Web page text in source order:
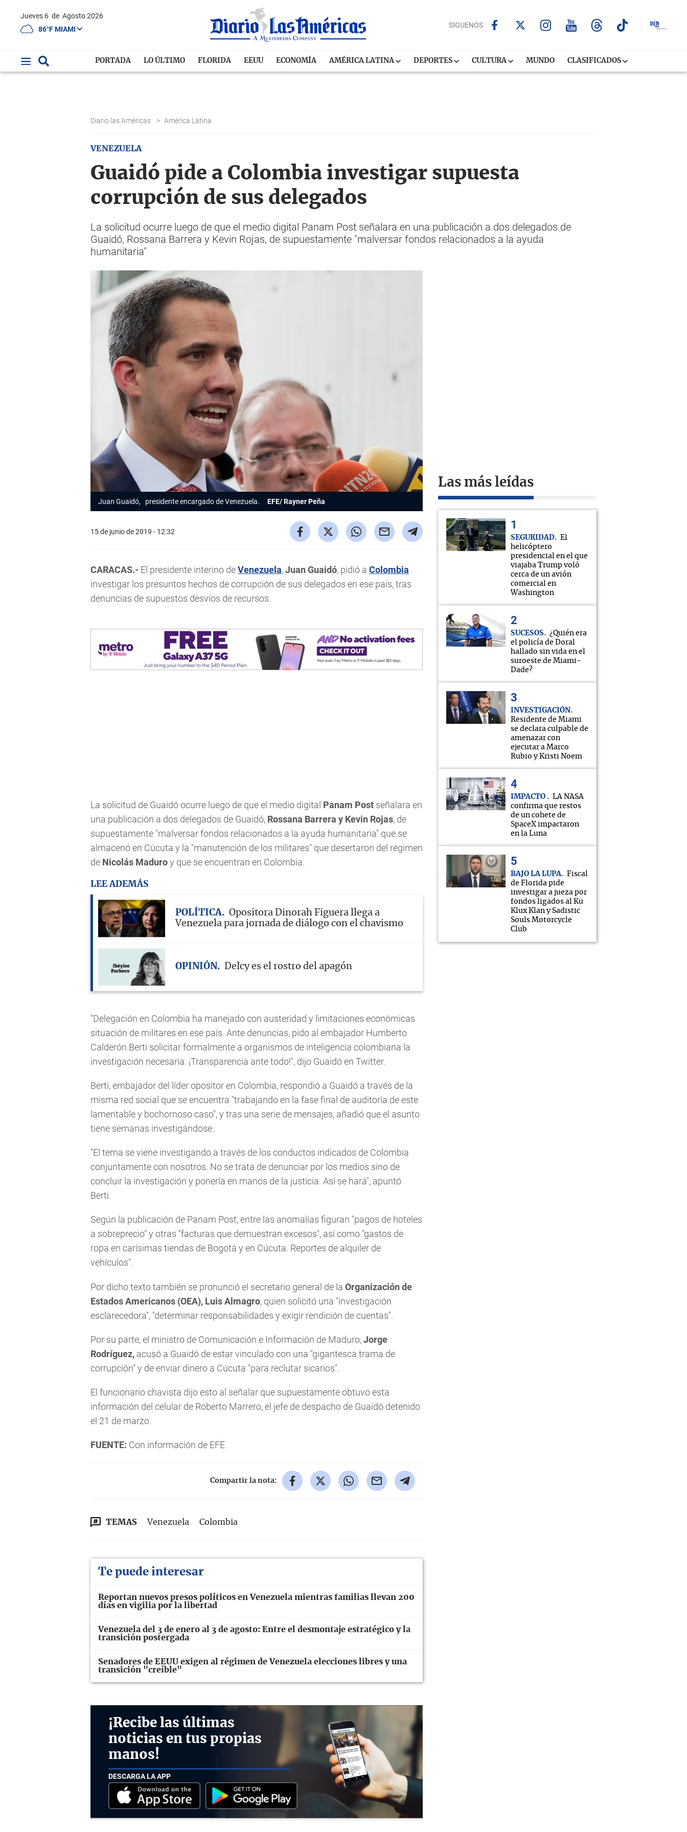
Jueves 6 de Agosto 2026
86°F MIAMI
SIGUENOS
PORTADA LO ÚLTIMO FLORIDA EEUU ECONOMÍA AMÉRICA LATINA DEPORTES CULTURA MUNDO CLASIFICADOS
Diario las Américas > América Latina
VENEZUELA
Guaidó pide a Colombia investigar supuesta
corrupción de sus delegados
La solicitud ocurre luego de que el medio digital Panam Post señalara en una publicación a dos delegados de
Guaidó, Rossana Barrera y Kevin Rojas, de supuestamente "malversar fondos relacionados a la ayuda
humanitaria"
Juan Guaidó, presidente encargado de Venezuela. EFE/ Rayner Peña
15 de junio de 2019 - 12:32
CARACAS.- El presidente interino deVenezuela,Juan Guaidó, pidió a Colombia
investigar los presuntos hechos de corrupción de sus delegados en ese país, tras
denuncias de supuestos desvíos de recursos.
La solicitud de Guaidó ocurre luego de que el medio digital Panam Post señalara en
una publicación a dos delegados de Guaidó, Rossana Barrera y Kevin Rojas, de
supuestamente "malversar fondos relacionados a la ayuda humanitaria" que se
almacenó en Cúcuta y la "manutención de los militares" que desertaron del régimen
de Nicolás Maduroy que se encuentran en Colombia.
LEE ADEMÁS
POLÍTICA
Opositora Dinorah Figuera llega a
Venezuela para jornada de diálogo con el chavismo
OPINIÓN Delcy es el rostro del apagón
"Delegación en Colombia ha manejado con austeridad y limitaciones económicas
situación de militares en ese país. Ante denuncias, pido al embajador Humberto
Calderón Berti solicitar formalmente a organismos de inteligencia colombiana la
investigación necesaria. ¡Transparencia ante todo!", dijo Guaidó en Twitter.
Berti, embajador del líder opositor en Colombia, respondió a Guaidó a través de la
misma red social que se encuentra "trabajando en la fase final de auditoría de este
lamentable y bochornoso caso", y tras una serie de mensajes, añadió que el asunto
tiene semanas investigándose.
"El tema se viene investigando a través de los conductos indicados de Colombia
conjuntamente con nosotros. No se trata de denunciar por los medios sino de
concluir la investigación y ponerla en manos de la justicia. Así se hará", apuntó
Berti.
Según la publicación de Panam Post, entre las anomalías figuran "pagos de hoteles
a sobreprecio" y otras "facturas que demuestran excesos", así como "gastos de
ropa en carísimas tiendas de Bogotá y en Cúcuta. Reportes de alquiler de
vehículos".
Por dicho texto también se pronunció el secretario general de la Organización de
Estados Americanos (OEA), Luis Almagro, quien solicitó una "investigación
esclarecedora", "determinar responsabilidades y exigir rendición de cuentas".
Por su parte, el ministro de Comunicación e Información de Maduro,Jorge
Rodríguez, acusó a Guaidó de estar vinculado con una "gigantesca trama de
corrupción" y de enviar dinero a Cúcuta "para reclutar sicarios".
El funcionario chavista dijo esto al señalar que supuestamente obtuvo esta
información del celular de Roberto Marrero, el jefe de despacho de Guaidó detenido
el 21 de marzo.
FUENTE: Con información de EFE
Compartir la nota:
TEMAS Venezuela Colombia
Te puede interesar
Reportan nuevos presos políticos en Venezuela mientras familias llevan 200
días en vigilia por la libertad
Venezuela del 3 de enero al 3 de agosto: Entre el desmontaje estratégico y la
transición postergada
Senadores de EEUU exigen al régimen de Venezuela elecciones libres y una
transición "creíble"
¡Recibe las últimas
noticias en tus propias
manos!
DESCARGA LA APP
Las más leídas
SEGURIDAD
El
helicóptero
presidencial en el que
viajaba Trump voló
cerca de un avión
comercial en
Washington
SUCESOS
¿Quién era
el policía de Doral
hallado sin vida en el
suroeste de Miami-
Dade?
INVESTIGACIÓN
Residente de Miami
se declara culpable de
amenazar con
ejecutar a Marco
Rubio y Kristi Noem
IMPACTO
LA NASA
confirma que restos
de un cohete de
SpaceX impactaron
en la Luna
BAJO LA LUPA
Fiscal
de Florida pide
investigar a jueza por
fondos ligados al Ku
Klux Klan y Sadistic
Souls Motorcycle
Club